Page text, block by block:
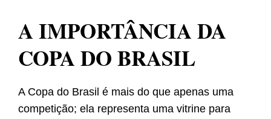
A IMPORTÂNCIA DA
COPA DO BRASIL
A Copa do Brasil é mais do que apenas uma
competição; ela representa uma vitrine para